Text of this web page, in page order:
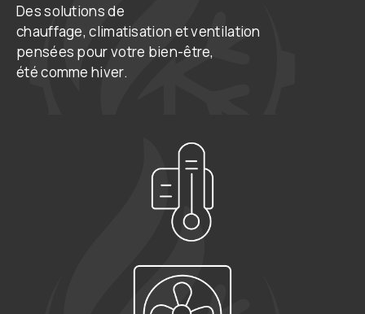
Des solutions de
chauffage, climatisation et ventilation
pensées pour votre bien-être,
été comme hiver.